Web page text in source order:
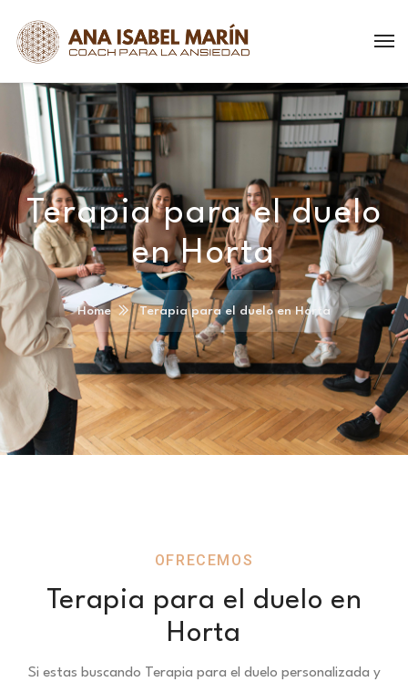
Terapia para el duelo
en Horta
Home Terapia para el duelo en Horta
OFRECEMOS
Terapia para el duelo en
Horta
Si estas buscando Terapia para el duelo personalizada y